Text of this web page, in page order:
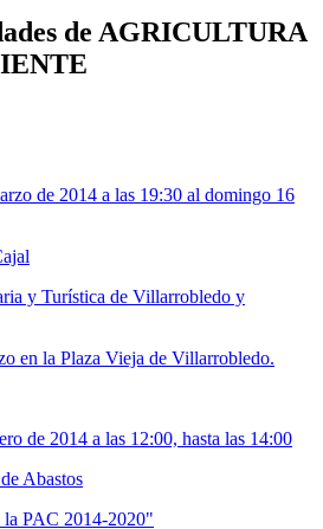
de AGRICULTURA
de 2014 a las 19:30 al domingo 16
y Turística de Villarrobledo y
en la Plaza Vieja de Villarrobledo.
de 2014 a las 12:00, hasta las 14:00
Abastos
PAC 2014-2020"